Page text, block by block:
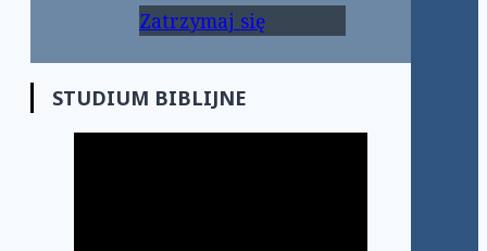
Zatrzymaj się
STUDIUM BIBLIJNE